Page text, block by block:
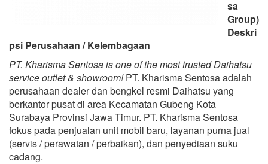
sa
Group)
Deskri
psi Perusahaan / Kelembagaan
PT. Kharisma Sentosa is one of the most trusted Daihatsu
service outlet & showroom!PT. Kharisma Sentosa adalah
perusahaan dealer dan bengkel resmi Daihatsu yang
berkantor pusat di area Kecamatan Gubeng Kota
Surabaya Provinsi Jawa Timur. PT. Kharisma Sentosa
fokus pada penjualan unit mobil baru, layanan purna jual
(servis / perawatan / perbaikan), dan penyediaan suku
cadang.